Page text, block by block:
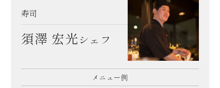
寿司
須澤 宏光シェフ
メニュー例